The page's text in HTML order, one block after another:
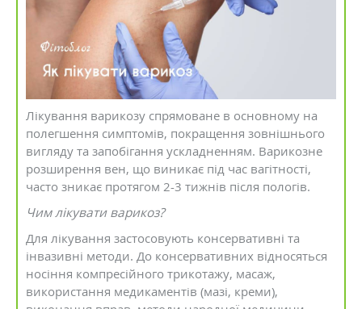
Лікування варикозу спрямоване в основному на
полегшення симптомів, покращення зовнішнього
вигляду та запобігання ускладненням. Варикозне
розширення вен, що виникає під час вагітності,
часто зникає протягом 2-3 тижнів після пологів.
Чим лікувати варикоз?
Для лікування застосовують консервативні та
інвазивні методи. До консервативних відносяться
носіння компресійного трикотажу, масаж,
використання медикаментів (мазі, креми),